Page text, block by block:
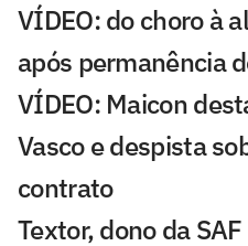
VÍDEO: do choro à
após permanência
VÍDEO: Maicon
Vasco e despista
contrato
Textor, dono da